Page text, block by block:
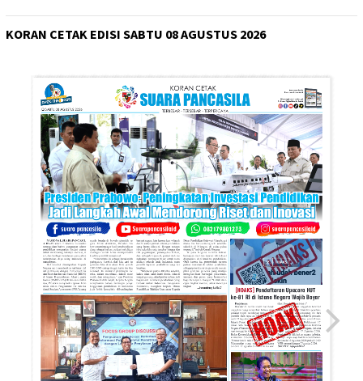
KORAN CETAK EDISI SABTU 08 AGUSTUS 2026